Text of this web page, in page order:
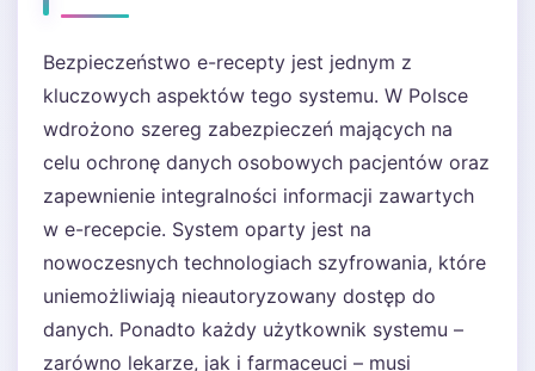
Bezpieczeństwo e-recepty jest jednym z
kluczowych aspektów tego systemu. W Polsce
wdrożono szereg zabezpieczeń mających na
celu ochronę danych osobowych pacjentów oraz
zapewnienie integralności informacji zawartych
w e-recepcie. System oparty jest na
nowoczesnych technologiach szyfrowania, które
uniemożliwiają nieautoryzowany dostęp do
danych. Ponadto każdy użytkownik systemu –
zarówno lekarze, jak i farmaceuci – musi